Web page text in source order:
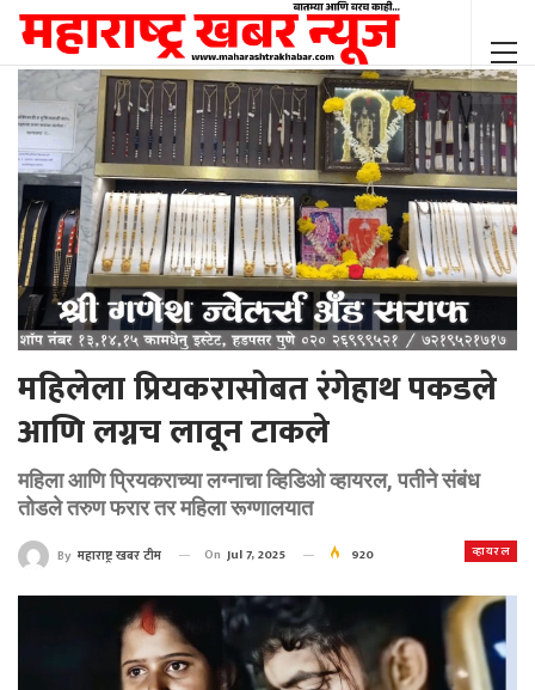
महिलेला प्रियकरासोबत रंगेहाथ पकडले
आणि लग्नच लावून टाकले
महिला आणि प्रियकराच्या लग्नाचा व्हिडिओ व्हायरल, पतीने संबंध
तोडले तरुण फरार तर महिला रूग्णालयात
व्हायरल
By महाराष्ट्र खबर टीम On Jul 7, 2025 920